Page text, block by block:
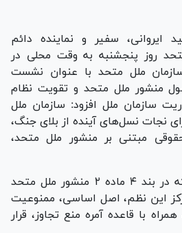
ایروانی، سفیر و نماینده دائم
روز پنجشنبه به وقت محلی در
ملل متحد با عنوان نشست
منشور ملل متحد و تقویت نظام
سازمان ملل افزود: سازمان ملل
نجات نسل‌های آینده از بلای جنگ،
مبتنی بر منشور ملل متحد،
ایروانی گفت: همانطور که در بند ۴ ماده ۲ منشور ملل متحد
این نظم، اصل اساسی، ممنوعیت
با قاعده آمره منع تجاوز، قرار